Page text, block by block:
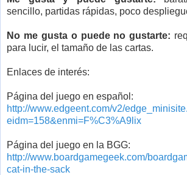
sencillo, partidas rápidas, poco
No me gusta o puede no gustarte:
para lucir, el tamaño de las cartas.
Enlaces de interés:
Página del juego en español:
http://www.edgeent.com/v2/
eidm=158&enmi=F%C3%A9lix
Página del juego en la BGG:
http://www.boardgamegeek.com/
cat-in-the-sack